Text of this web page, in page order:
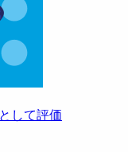
して評価